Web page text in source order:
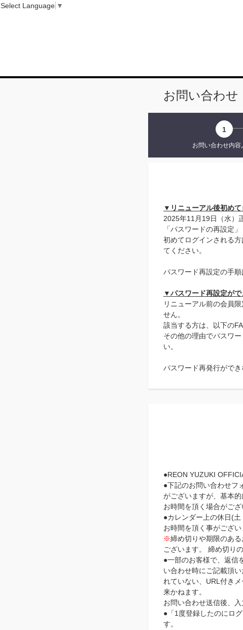
お問い合わせ
1
お問い合わせ内容
▼リニューアル後初め
2025年11月19日（水）
「パスワードの再設定」
初めてログインされる
てください。
パスワード再設定の手順
▼パスワード再設定が
リニューアル前の会員
せん。
該当する方は、以下の
その他の理由でパスワ
い。
パスワード再発行ができ
●REON YUZUKI
●下記のお問い合わせフ
がございますが、基本
お時間を頂く場合がござ
●カレンダー上の休日(
お時間を頂く事がござい
※締め切りや期限のあ
ございます。 締め切り
●一部のお客様で、返信
い合わせ時にご記載頂
れていない、URL付き
来かねます。
お問い合わせ送信後、
●「1度登録したのにロ
す。
Select Language ▼